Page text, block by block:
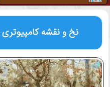
نخ و نقشه کامپیوتری